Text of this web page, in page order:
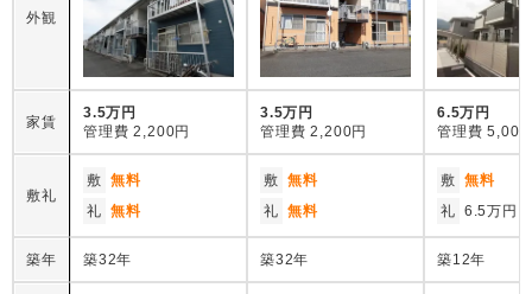
外観
家賃
3.5万円
管理費 2,200円
3.5万円
管理費 2,200円
6.5万円
管理費 5,000
敷礼
敷 無料
礼 無料
敷 無料
礼 無料
敷 無料
礼 6.5万円
築年 築32年 築32年 築12年